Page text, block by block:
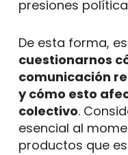
presiones
De esta forma,
cuestionarnos
comunicación
y cómo esto
colectivo.
esencial al
productos que